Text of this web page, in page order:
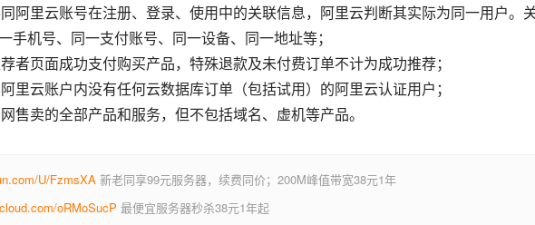
阿里云账号在注册、登录、使用中的关联信息，阿里云判断其实际为同一用户。
手机号、同一支付账号、同一设备、同一地址等；
者页面成功支付购买产品，特殊退款及未付费订单不计为成功推荐；
里云账户内没有任何云数据库订单（包括试用）的阿里云认证用户；
售卖的全部产品和服务，但不包括域名、虚机等产品。
U/FzmsXA 新老同享99元服务器，续费同价；200M峰值带宽38元1年
oRMoSucP 最便宜服务器秒杀38元1年起